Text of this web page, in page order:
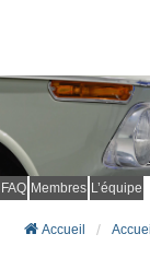
FAQ Membres L’équipe
Accueil